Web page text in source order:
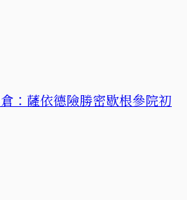
：薩依德險勝密歇根參院初